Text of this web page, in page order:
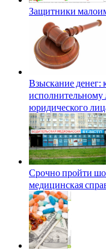
Защитники
Взыскание денег:
исполнительному
юридического
Срочно пройти
медицинская